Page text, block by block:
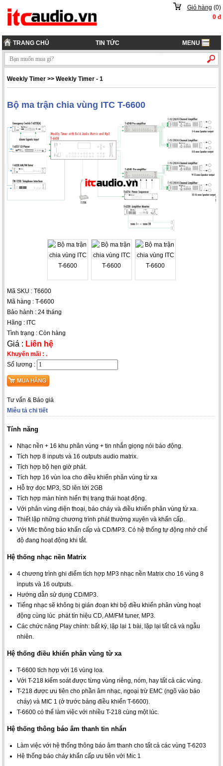
Giỏ hàng (0)
0đ
TRANG CHỦ TIN TỨC MENU
Weekly Timer >>Weekly Timer - 1
Bộ ma trận chia vùng ITC T-6600
Mã SKU : T6600
Mã hàng : T-6600
Bảo hành : 24 tháng
Hãng : ITC
Tình trạng : Còn hàng
Giá : Liên hệ
Khuyến mãi : .
Số lương :
Tư vấn & Báo giá
Miêu tả chi tiết
Tính năng
Nhạc nền + 16 khu phân vùng + tin nhắn giọng nói báo động.
Tích hợp 8 inputs và 16 outputs audio matrix.
Tích hợp bộ hẹn giờ phát.
Tích hợp 16 vùn loa cho điều khiển phân vùng từ xa
Hỗ trợ đọc MP3, SD lên tới 2GB
Tích hợp màn hình hiển thị trạng thái hoạt động.
Với phân vùng điện thoại, báo cháy và điều khiển phân vùng từ xa.
Thiết lập những chương trình phát thường xuyên và khẩn cấp.
Với Mic thông báo khẩn cấp và CD/MP3. Có hệ thống tự động nhớ chế
độ đang hoạt động khi tắt.
Hệ thống nhạc nền Matrix
4 chương trình ghi điểm tích hợp MP3 nhạc nền Matrix cho 16 vùng 8
inputs và 16 outputs.
Hướng dẫn sử dụng CD/MP3.
Tiếng nhạc sẽ không bị gián đoạn khi bộ điều khiển phân vùng hoạt
động cùng lúc phát tín hiệu CD, AM/FM tuner, MP3.
Các chức năng Play chính: bất kỳ, lặp lại 1 bài, lặp lại tất cả và ngẫu
nhiên.
Hệ thống điều khiển phân vùng từ xa
T-6600 tích hợp với 16 vùng loa.
Với T-218 kiểm soát được từng vùng riêng, nóm, hay tất cả các vùng.
T-218 được ưu tiên cho phần âm nhạc, ngoại trừ EMC (ngõ vào báo
cháy) và MIC 1 (ở trước bảng điều khiển T-6600).
T-6600 có thể làm việc với nhiều T-218 cùng một lúc.
Hệ thống thông báo âm thanh tin nhắn
Làm việc với hệ thống thông báo âm thanh cho tất cả các vùng T-6203
Hệ thống báo cháy khẩn cấp ưu tiên với Mic 1